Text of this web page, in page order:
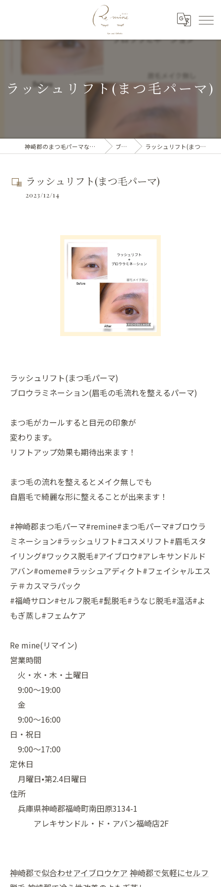
ラッシュリフト(まつ毛パーマ)
神崎郡のまつ毛パーマならRe mine ブログ ラッシュリフト(まつ毛パーマ)
ラッシュリフト(まつ毛パーマ)
2023/12/14
ラッシュリフト(まつ毛パーマ)
ブロウラミネーション(眉毛の毛流れを整えるパーマ)
まつ毛がカールすると目元の印象が
変わります。
リフトアップ効果も期待出来ます！
まつ毛の流れを整えるとメイク無しでも
自眉毛で綺麗な形に整えることが出来ます！
#神崎郡まつ毛パーマ#remine#まつ毛パーマ#ブロウラ
ミネーション#ラッシュリフト#コスメリフト#眉毛スタ
イリング#ワックス脱毛#アイブロウ#アレキサンドルド
アバン#omeme#ラッシュアディクト#フェイシャルエス
テ＃カスマラパック
#福崎サロン#セルフ脱毛#髭脱毛#うなじ脱毛#温活#よ
もぎ蒸し#フェムケア
Re mine(リマイン)
営業時間
火・水・木・土曜日
9:00〜19:00
金
9:00〜16:00
日・祝日
9:00〜17:00
定休日
月曜日•第2.4日曜日
住所
兵庫県神崎郡福崎町南田原3134-1
アレキサンドル・ド・アバン福崎店2F
神崎郡で似合わせアイブロウケア 神崎郡で気軽にセルフ